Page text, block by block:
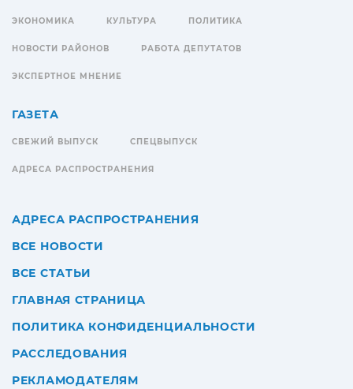
ЭКОНОМИКА КУЛЬТУРА ПОЛИТИКА
НОВОСТИ РАЙОНОВ РАБОТА ДЕПУТАТОВ
ЭКСПЕРТНОЕ МНЕНИЕ
ГАЗЕТА
СВЕЖИЙ ВЫПУСК СПЕЦВЫПУСК
АДРЕСА РАСПРОСТРАНЕНИЯ
АДРЕСА РАСПРОСТРАНЕНИЯ
ВСЕ НОВОСТИ
ВСЕ СТАТЬИ
ГЛАВНАЯ СТРАНИЦА
ПОЛИТИКА КОНФИДЕНЦИАЛЬНОСТИ
РАССЛЕДОВАНИЯ
РЕКЛАМОДАТЕЛЯМ